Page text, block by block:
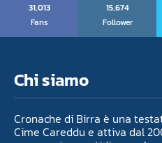
31,013
Fans
15,674
Follower
Chi siamo
Cronache di Birra è una
Cime Careddu e attiva dal